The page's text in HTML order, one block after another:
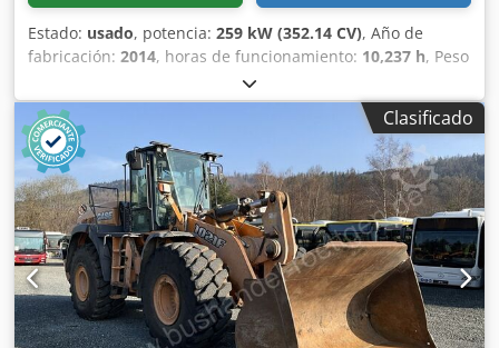
Estado: usado, potencia: 259 kW (352.14 CV), Año de
fabricación: 2014, horas de funcionamiento: 10,237 h, Peso
en vacío: 27.024 kg Para obtener más información,
póngase en contacto con Emal Jaweed. Cargadora de
ruedas / Wheel Loader, Case 1121F, año de fabricación
2014, horas de servicio: 10.237 h, longitud: 8.960 mm,
ancho: 2.990 mm, altura: 3.570 mm, peso bruto máximo
autorizado: 27.024 kg, motor: Case, potencia del motor: 239
kW, aire acondicionado, báscula, hidráulica auxiliar,
cámara de marcha atrás, engrase automático,
dimensiones del cazo: longitud: 1.800 mm, ancho: 3.000
mm, altura: 1.750 mm, video disponible. Otros: *
Ofrecemos más de 200 unidades a la venta. Dkjdpsyn
Nfwofx Alaor * Nuestra ubicación se encuentra a 30 km al
Clasificado